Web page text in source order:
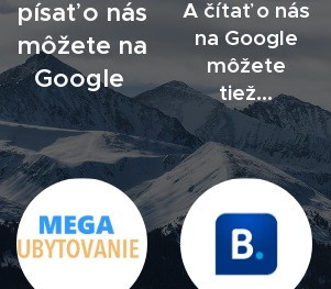
písať o nás
môžete na
Google
A čítať o nás
na Google
môžete
tiež...